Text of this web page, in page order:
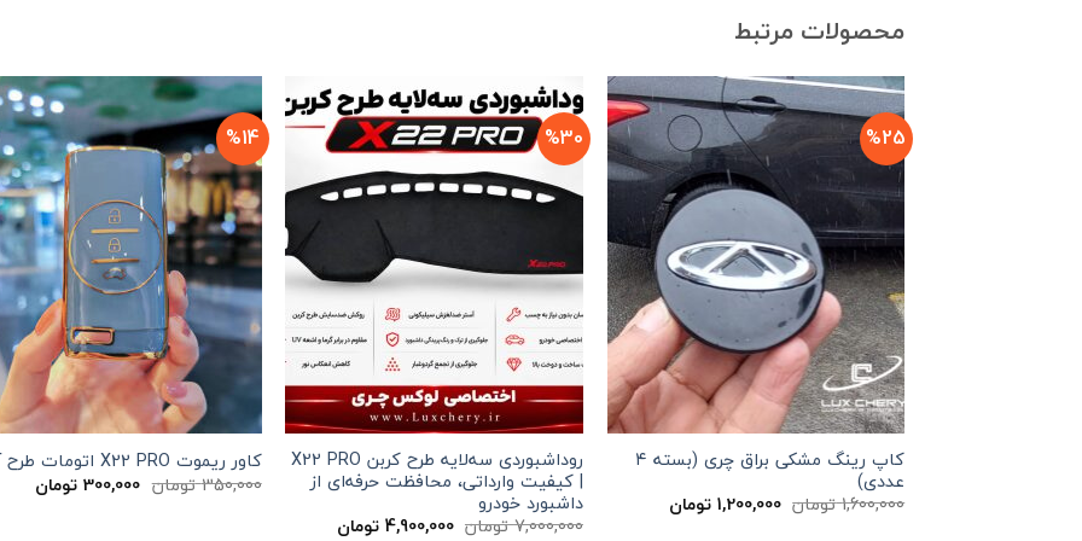
محصولات مرتبط
%25
کاپ رینگ مشکی براق چری (بسته ۴
عددی)
1,600,000 تومان قیمت
اصلی
1,200,000 تومان
%30
روداشبوردی سه‌لایه طرح کربن X22 PRO
| کیفیت وارداتی، محافظت حرفه‌ای از
داشبورد خودرو
7,000,000 تومان قیمت
4,900,000 تومان
%14
کاور ریموت X22 PRO اتومات طرح آتن
350,000 تومان قیمت
اصلی
300,000 تومانقیمت
فعلی